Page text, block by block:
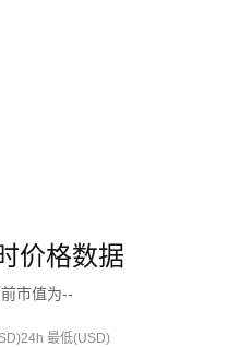
价格数据
市值为--
24h 最低(USD)